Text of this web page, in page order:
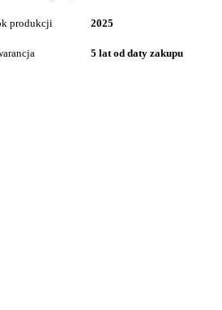
produkcji 2025
5 lat od daty zakupu